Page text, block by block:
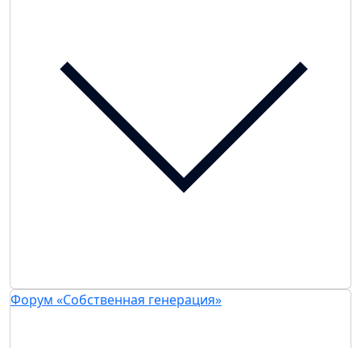
Форум «Собственная генерация»